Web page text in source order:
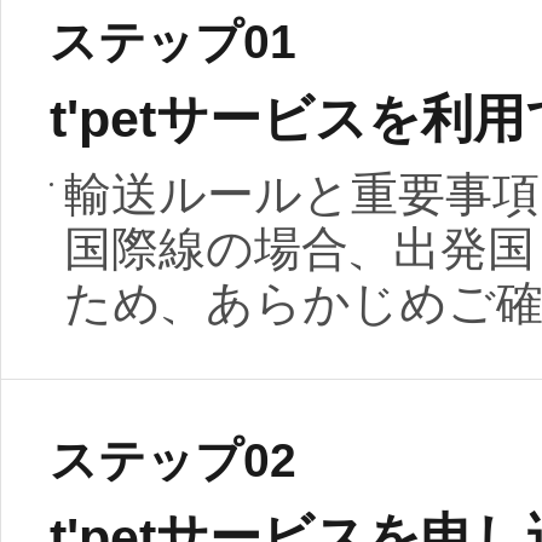
ステップ01
t'petサービスを利
輸送ルールと重要事
国際線の場合、出発
ため、あらかじめご
ステップ02